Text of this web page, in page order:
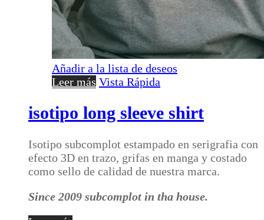
Añadir a la lista de deseos
Leer más Vista Rápida
isotipo long sleeve shirt
Isotipo subcomplot estampado en serigrafia con
efecto 3D en trazo, grifas en manga y costado
como sello de calidad de nuestra marca.
Since 2009 subcomplot in tha house.